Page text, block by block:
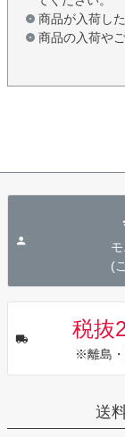
商品が入荷し
商品の入荷や
(
税抜
※離島・
送